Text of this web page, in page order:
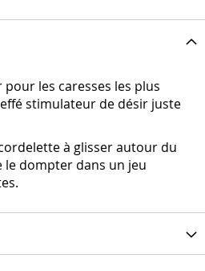
les caresses les plus
stimulateur de désir juste
à glisser autour du
le dompter dans un jeu